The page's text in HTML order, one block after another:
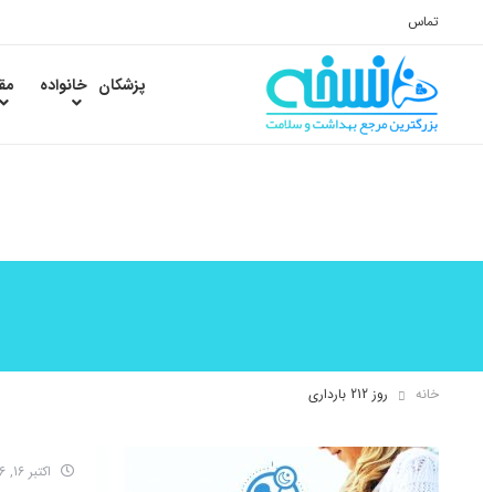
تماس
پزشکان خانواده
خانه روز 212 بارداری
اکتبر 16, 2016